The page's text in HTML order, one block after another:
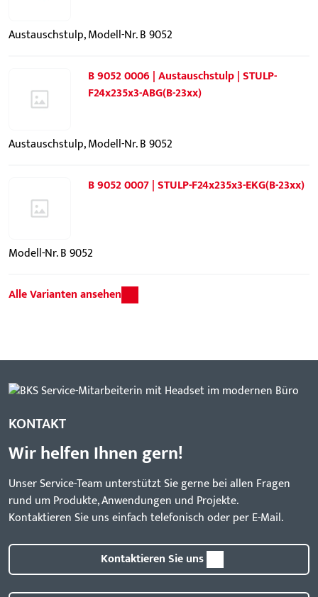
Austauschstulp, Modell-Nr. B 9052
B 9052 0006 | Austauschstulp | STULP-
F24x235x3-ABG(B-23xx)
Austauschstulp, Modell-Nr. B 9052
B 9052 0007 | STULP-F24x235x3-EKG(B-23xx)
Modell-Nr. B 9052
Alle Varianten ansehen
KONTAKT
Wir helfen Ihnen gern!
Unser Service-Team unterstützt Sie gerne bei allen Fragen
rund um Produkte, Anwendungen und Projekte.
Kontaktieren Sie uns einfach telefonisch oder per E-Mail.
Kontaktieren Sie uns